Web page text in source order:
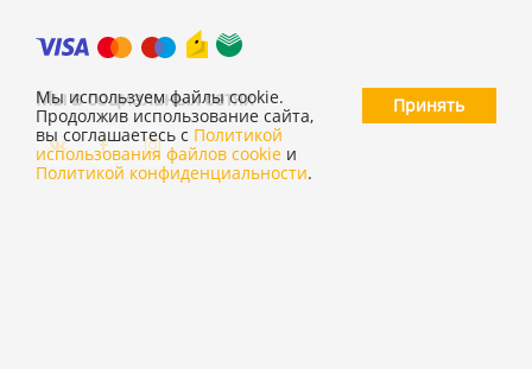
Мы в социальных сетях
Мы используем файлы cookie.
Продолжив использование сайта,
вы соглашаетесь с Политикой
использования файлов cookie и
Политикой конфиденциальности.
Принять